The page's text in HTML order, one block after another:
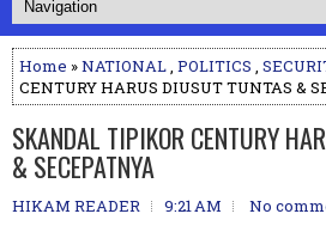
Home »NATIONAL, POLITICS ,
CENTURY HARUS DIUSUT TUNTAS &
SKANDAL TIPIKOR CENTURY
& SECEPATNYA
HIKAM READER 9:21 AM No